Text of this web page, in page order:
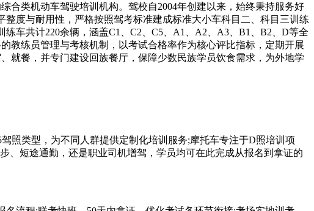
类机动车驾驶培训机构。驾校自2004年创建以来，始终秉持服务好
度与耐用性，严格按照驾考标准建成标准大小车科目二、科目三训练
车共计220余辆，涵盖C1、C2、C5、A1、A2、A3、B1、B2、D等全
教练员管理与考核机制，以考试合格率作为核心评比指标，定期开展
就餐，并专门建设回族餐厅，保障少数民族学员饮食需求，为外地学
类型，为不同人群提供定制化培训服务;摩托车专注于D照培训项
、短途通勤，还是职业司机增驾，学员均可在此完成从报名到拿证的